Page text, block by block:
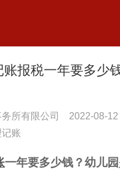
报税一年要多少
所有限公司
2022-08-12
账
一年要多少钱？幼儿